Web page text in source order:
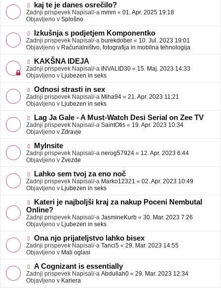
N
o
v
e
o
b
j
a
v
e
kaj te je danes osrečilo?
Zadnji prispevek Napisal/-a mmm « 01. Apr. 2025 19:18
Objavljeno v Splošno
N
o
v
e
o
b
j
a
v
e
Izkušnja s podjetjem Komponentko
Zadnji prispevek Napisal/-a burekdober « 10. Jul. 2023 19:01
Objavljeno v Računalništvo, fotografija in mobilna tehnologija
N
o
v
e
o
b
j
a
v
e
KAKŠNA IDEJA
Zadnji prispevek Napisal/-a INVALID30 « 15. Maj. 2023 14:33
Objavljeno v Ljubezen in seks
N
o
v
e
o
b
j
a
v
e
Odnosi strasti in sex
Zadnji prispevek Napisal/-a Miha94 « 21. Apr. 2023 11:21
Objavljeno v Ljubezen in seks
N
o
v
e
o
b
j
a
v
e
Lag Ja Gale - A Must-Watch Desi Serial on Zee TV
Zadnji prispevek Napisal/-a SaintOtis « 19. Apr. 2023 10:34
Objavljeno v Zdravje
N
o
v
e
o
b
j
a
v
e
MyInsite
Zadnji prispevek Napisal/-a nerog57924 « 12. Apr. 2023 6:44
Objavljeno v Zvezde
N
o
v
e
o
b
j
a
v
e
Lahko sem tvoj za eno noč
Zadnji prispevek Napisal/-a Marko12321 « 02. Apr. 2023 10:49
Objavljeno v Ljubezen in seks
N
o
v
e
o
b
j
a
v
Kateri je najboljši kraj za nakup Poceni Nembutal
Online?
Zadnji prispevek Napisal/-a JasmineKurb « 30. Mar. 2023 7:26
Objavljeno v Ljubezen in seks
N
o
v
e
o
b
j
a
Ona njo prijateljstvo lahko bisex
Zadnji prispevek Napisal/-a Tanci5 « 29. Mar. 2023 14:55
Objavljeno v Mali oglasi
N
o
v
e
A Cognizant is essentially
Zadnji prispevek Napisal/-a Abdullah0 « 29. Mar. 2023 12:34
Objavljeno v Kariera